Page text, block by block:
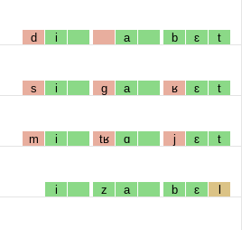
d i a b ɛ t
s i g a ʁ ɛ t
m i tʁ ɑ j ɛ t
i z a b ɛ l